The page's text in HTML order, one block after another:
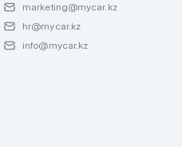
marketing@mycar.kz
hr@mycar.kz
info@mycar.kz